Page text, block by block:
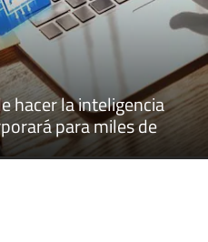
hacer la inteligencia
para miles de